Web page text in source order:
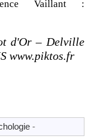
Vaillant :
d'Or – Delville
www.piktos.fr
-